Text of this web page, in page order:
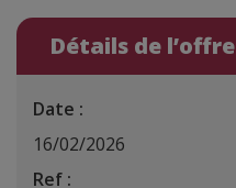
Détails de l’offre
Date :
16/02/2026
Ref :